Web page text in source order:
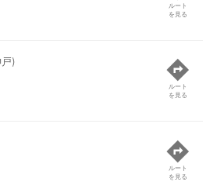
ルート
を見る
)
ルート
を見る
ルート
を見る